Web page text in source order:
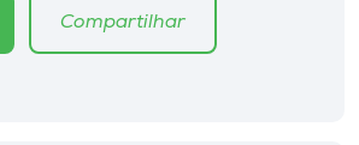
Compartilhar